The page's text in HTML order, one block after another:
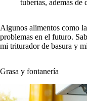
tuberías, además de
Algunos alimentos como
problemas en el futuro.
mi triturador de basura y
Grasa y fontanería